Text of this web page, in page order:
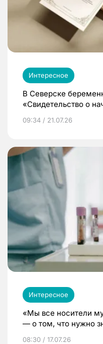
Интересное
В Северске
«Свидетельство о
09:34 / 21.07.26
Интересное
«Мы все носители
— о том, что нужно
08:30 / 17.07.26